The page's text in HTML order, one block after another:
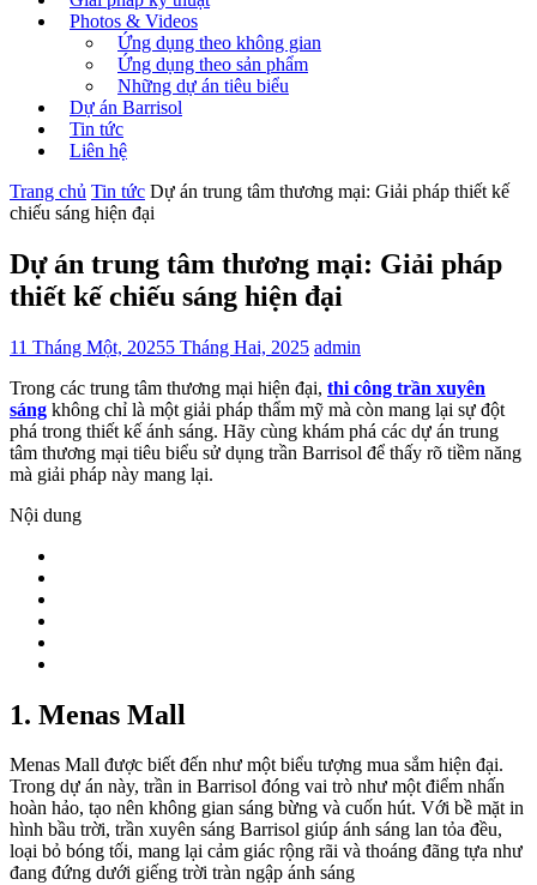
Photos & Videos
Ứng dụng theo không gian
Ứng dụng theo sản phẩm
Những dự án tiêu biểu
Dự án Barrisol
Tin tức
Liên hệ
Trang chủ Tin tức Dự án trung tâm thương mại: Giải pháp thiết kế
chiếu sáng hiện đại
Dự án trung tâm thương mại: Giải pháp
thiết kế chiếu sáng hiện đại
11 Tháng Một, 20255 Tháng Hai, 2025 admin
Trong các trung tâm thương mại hiện đại, thi công trần xuyên
sáng không chỉ là một giải pháp thẩm mỹ mà còn mang lại sự đột
phá trong thiết kế ánh sáng. Hãy cùng khám phá các dự án trung
tâm thương mại tiêu biểu sử dụng trần Barrisol để thấy rõ tiềm năng
mà giải pháp này mang lại.
Nội dung
1. Menas Mall
Menas Mall được biết đến như một biểu tượng mua sắm hiện đại.
Trong dự án này, trần in Barrisol đóng vai trò như một điểm nhấn
hoàn hảo, tạo nên không gian sáng bừng và cuốn hút. Với bề mặt in
hình bầu trời, trần xuyên sáng Barrisol giúp ánh sáng lan tỏa đều,
loại bỏ bóng tối, mang lại cảm giác rộng rãi và thoáng đãng tựa như
đang đứng dưới giếng trời tràn ngập ánh sáng